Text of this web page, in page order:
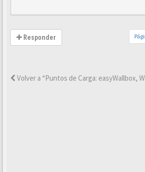
Responder
Volver a “Puntos de Carga: easyWallbox,